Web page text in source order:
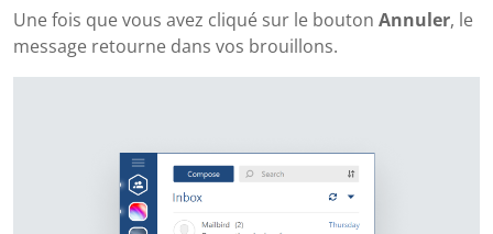
Une fois que vous avez cliqué sur le bouton Annuler, le
message retourne dans vos brouillons.